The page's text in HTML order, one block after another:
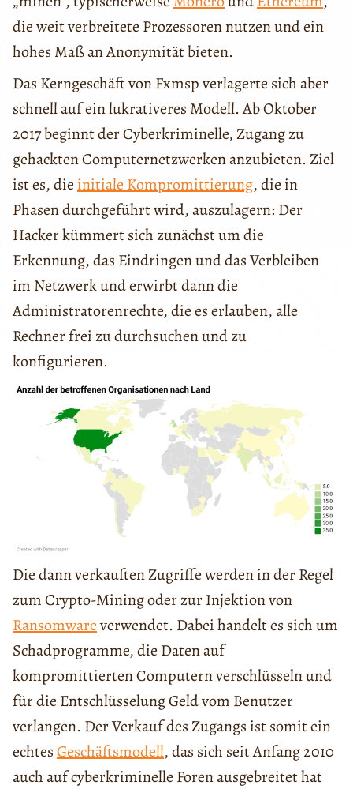
die weit verbreitete Prozessoren nutzen und ein
hohes Maß an Anonymität bieten.
Das Kerngeschäft von Fxmsp verlagerte sich aber
schnell auf ein lukrativeres Modell. Ab Oktober
2017 beginnt der Cyberkriminelle, Zugang zu
gehackten Computernetzwerken anzubieten. Ziel
ist es, die initiale Kompromittierung, die in
Phasen durchgeführt wird, auszulagern: Der
Hacker kümmert sich zunächst um die
Erkennung, das Eindringen und das Verbleiben
im Netzwerk und erwirbt dann die
Administratorenrechte, die es erlauben, alle
Rechner frei zu durchsuchen und zu
konfigurieren.
Die dann verkauften Zugriffe werden in der Regel
zum Crypto-Mining oder zur Injektion von
Ransomwareverwendet. Dabei handelt es sich um
Schadprogramme, die Daten auf
kompromittierten Computern verschlüsseln und
für die Entschlüsselung Geld vom Benutzer
verlangen. Der Verkauf des Zugangs ist somit ein
echtesGeschäftsmodell, das sich seit Anfang 2010
auch auf cyberkriminelle Foren ausgebreitet hat